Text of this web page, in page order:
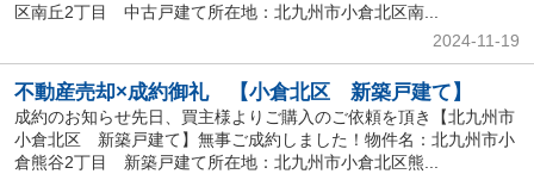
区南丘2丁目 中古戸建て所在地：北九州市小倉北区南...
2024-11-19
不動産売却×成約御礼 【小倉北区 新築戸建て】
成約のお知らせ先日、買主様よりご購入のご依頼を頂き【北九州市
小倉北区 新築戸建て】無事ご成約しました！物件名：北九州市小
倉熊谷2丁目 新築戸建て所在地：北九州市小倉北区熊...